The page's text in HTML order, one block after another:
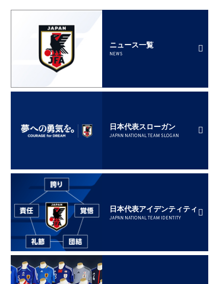
ニュース一覧
NEWS
日本代表スローガン
JAPAN NATIONAL TEAM SLOGAN
日本代表アイデンティティ
JAPAN NATIONAL TEAM IDENTITY